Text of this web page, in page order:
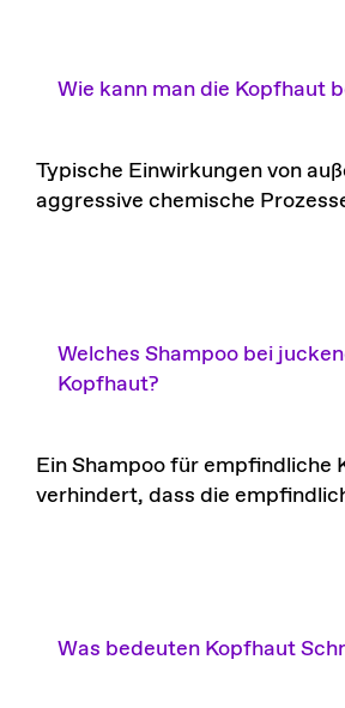
Wie kann man die Kopfhaut
Typische Einwirkungen von
aggressive chemische
Welches Shampoo bei
Kopfhaut?
Ein Shampoo für empfindliche
verhindert, dass die
Was bedeuten Kopfhaut